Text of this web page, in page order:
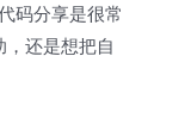
码分享是很常
，还是想把自